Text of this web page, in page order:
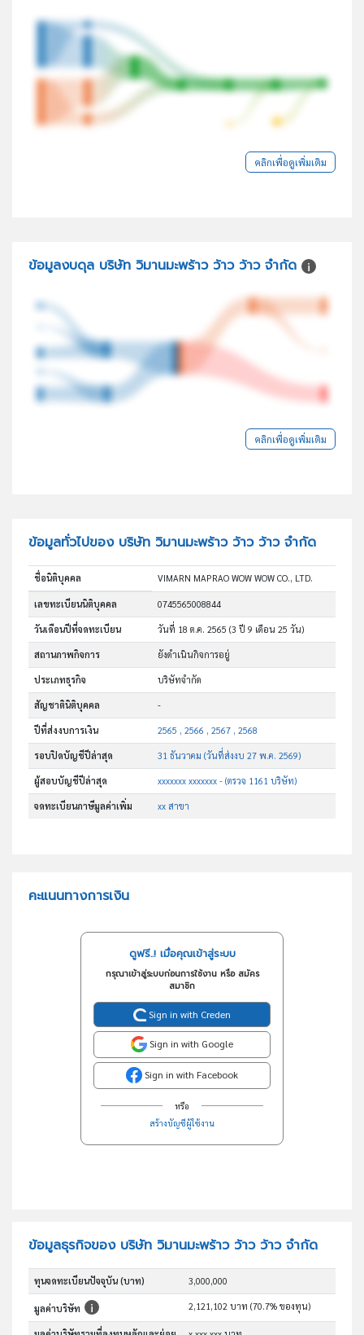
คลิกเพื่อดูเพิ่มเติม
ข้อมูลงบดุล บริษัท วิมานมะพร้าว ว้าว ว้าว จำกัด
คลิกเพื่อดูเพิ่มเติม
ข้อมูลทั่วไปของ บริษัท วิมานมะพร้าว ว้าว ว้าว จำกัด
ชื่อนิติบุคคล VIMARN MAPRAO WOW WOW CO., LTD.
เลขทะเบียนนิติบุคคล 0745565008844
วันเดือนปีที่จดทะเบียน วันที่ 18 ต.ค. 2565(3 ปี 9 เดือน 25 วัน)
สถานภาพกิจการ ยังดำเนินกิจการอยู่
ประเภทธุรกิจ บริษัทจำกัด
สัญชาตินิติบุคคล -
ปีที่ส่งงบการเงิน 2565 , 2566 , 2567 , 2568
รอบปิดบัญชีปีล่าสุด 31 ธันวาคม (วันที่ส่งงบ 27 พ.ค. 2569)
ผู้สอบบัญชีปีล่าสุด xxxxxxx xxxxxxx - (ตรวจ 1161 บริษัท)
จดทะเบียนภาษีมูลค่าเพิ่ม xx สาขา
คะแนนทางการเงิน
ดูฟรี..! เมื่อคุณเข้าสู่ระบบ
กรุณาเข้าสู่ระบบก่อนการใช้งาน หรือ สมัคร
สมาชิก
Sign in with Creden
Sign in with Google
Sign in with Facebook
หรือ
สร้างบัญชีผู้ใช้งาน
ข้อมูลธุรกิจของ บริษัท วิมานมะพร้าว ว้าว ว้าว จำกัด
ทุนจดทะเบียนปัจจุบัน (บาท) 3,000,000
มูลค่าบริษัท 2,121,102 บาท (70.7% ของทุน)